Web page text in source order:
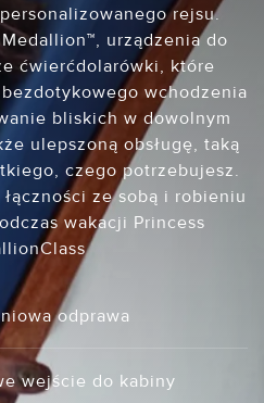
rejsu.
urządzenia do
ćwierćdolarówki, które
wchodzenia
bliskich w dowolnym
ulepszoną obsługę, taką
czego potrzebujesz.
ze sobą i robieniu
wakacji Princess
odprawa
wejście do kabiny